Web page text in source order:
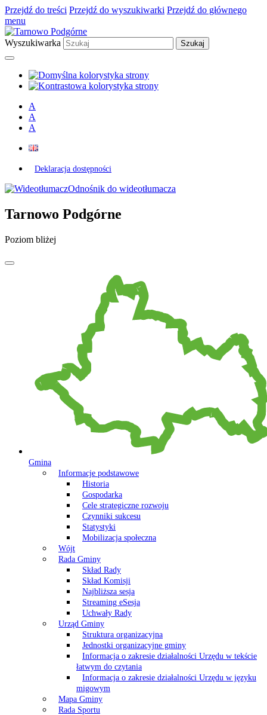
Przejdź do treści Przejdź do wyszukiwarki Przejdź do głównego
menu
Wyszukiwarka
A
A
A
Deklaracja dostępności
Odnośnik do wideotłumacza
Tarnowo Podgórne
Poziom bliżej
Gmina
Informacje podstawowe
Historia
Gospodarka
Cele strategiczne rozwoju
Czynniki sukcesu
Statystyki
Mobilizacja społeczna
Wójt
Rada Gminy
Skład Rady
Skład Komisji
Najbliższa sesja
Streaming eSesja
Uchwały Rady
Urząd Gminy
Struktura organizacyjna
Jednostki organizacyjne gminy
Informacja o zakresie działalności Urzędu w tekście
łatwym do czytania
Informacja o zakresie działalności Urzędu w języku
migowym
Mapa Gminy
Rada Sportu